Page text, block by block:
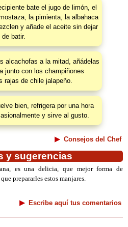
bate el jugo de limón, el
la pimienta, la albahaca
y añade el aceite sin dejar
de batir.
alcachofas a la mitad, añádelas
junto con los champiñones
rajas de chile jalapeño.
bien, refrigera por una hora
y sirve al gusto.
Consejos del Chef
y sugerencias
es una delicia, que mejor forma de
prepararles estos manjares.
Escribe aquí tus comentarios